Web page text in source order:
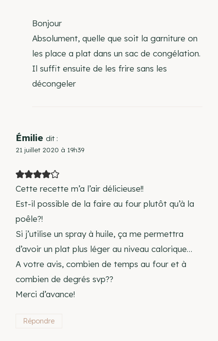
Bonjour
Absolument, quelle que soit la garniture on
les place a plat dans un sac de congélation.
Il suffit ensuite de les frire sans les
décongeler
Émilie dit :
21 juillet 2020 à 19h39
Cette recette m’a l’air délicieuse!!
Est-il possible de la faire au four plutôt qu’à la
poêle?!
Si j’utilise un spray à huile, ça me permettra
d’avoir un plat plus léger au niveau calorique…
A votre avis, combien de temps au four et à
combien de degrés svp??
Merci d’avance!
Répondre